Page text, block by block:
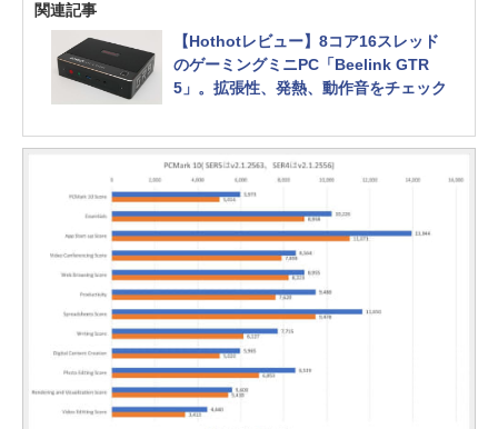
関連記事
【Hothotレビュー】8コア16スレッド
のゲーミングミニPC「Beelink GTR
5」。拡張性、発熱、動作音をチェック